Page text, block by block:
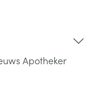
Apotheker